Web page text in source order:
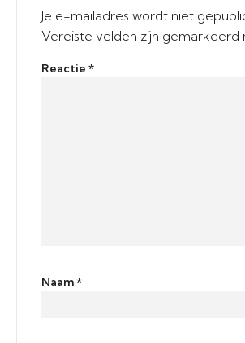
Je e-mailadres wordt niet
Vereiste velden zijn gemarkeerd
Reactie *
Naam*